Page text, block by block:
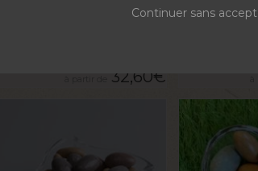
32,60€
Continuer sans